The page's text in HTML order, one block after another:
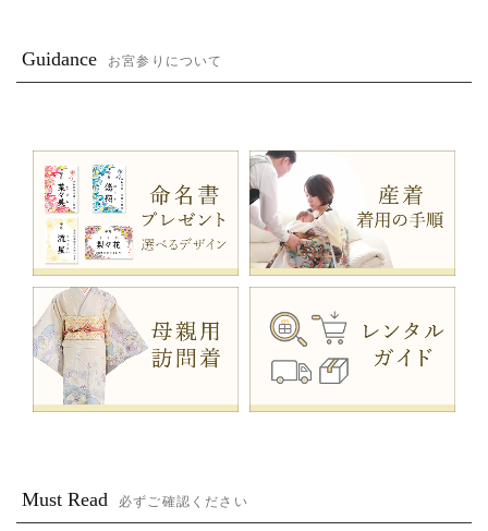
Guidance お宮参りについて
Must Read 必ずご確認ください